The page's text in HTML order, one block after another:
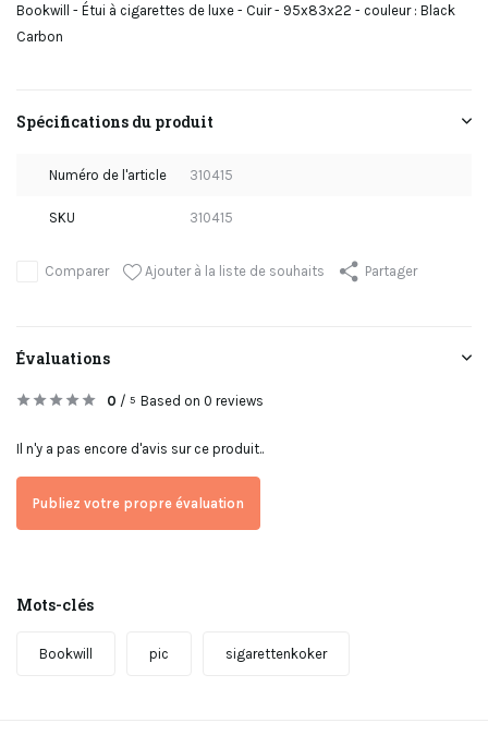
Bookwill - Étui à cigarettes de luxe - Cuir - 95x83x22 - couleur : Black
Carbon
Spécifications du produit
Numéro de l'article 310415
SKU 310415
Comparer Ajouter à la liste de souhaits Partager
Évaluations
0 / 5 Based on 0 reviews
Il n'y a pas encore d'avis sur ce produit..
Publiez votre propre évaluation
Mots-clés
Bookwill pic sigarettenkoker